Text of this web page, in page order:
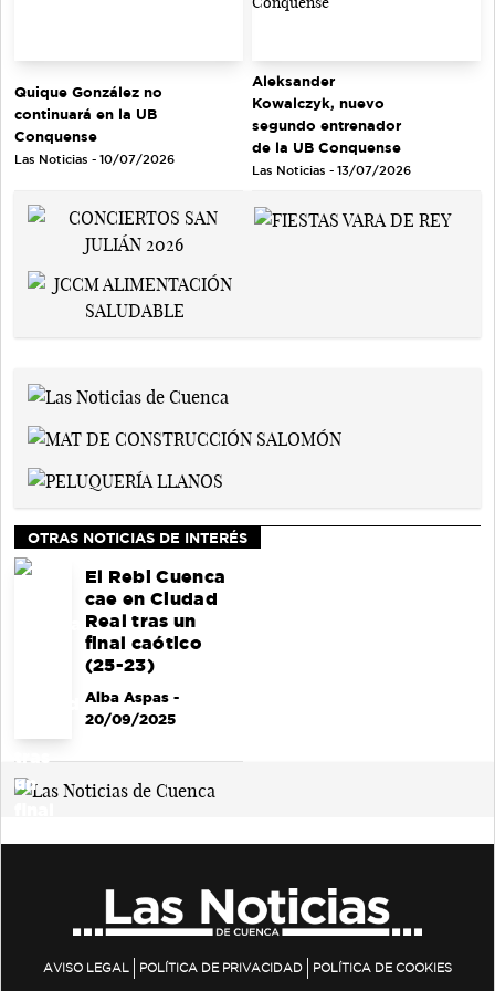
Quique González no
continuará en la UB
Conquense
Las Noticias - 10/07/2026
Aleksander
Kowalczyk, nuevo
segundo entrenador
de la UB Conquense
Las Noticias - 13/07/2026
OTRAS NOTICIAS DE INTERÉS
El Rebi Cuenca
cae en Ciudad
Real tras un
final caótico
(25-23)
Alba Aspas-
20/09/2025
AVISO LEGAL POLÍTICA DE PRIVACIDAD POLÍTICA DE COOKIES